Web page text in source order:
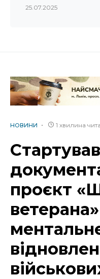
25.07.2025
НОВИНИ 1 хвилина
Стартував
проєкт